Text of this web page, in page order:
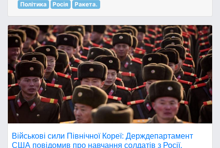
Політика Росія Ракета.
Військові сили Північної Кореї: Держдепартамент
США повідомив про навчання солдатів з Росії.